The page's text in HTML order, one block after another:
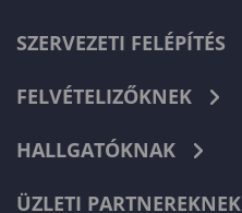
SZERVEZETI FELÉPÍTÉS
FELVÉTELIZŐKNEK
HALLGATÓKNAK
ÜZLETI PARTNEREKNEK